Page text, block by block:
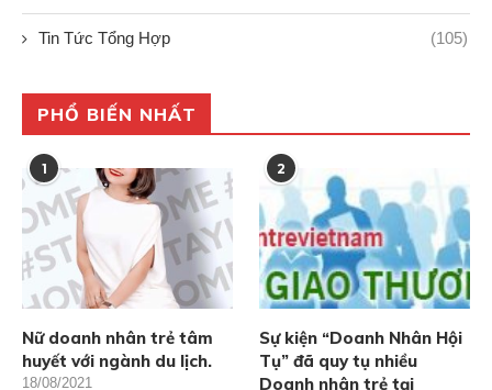
Tin Tức Tổng Hợp (105)
PHỔ BIẾN NHẤT
1
Nữ doanh nhân trẻ tâm
huyết với ngành du lịch.
18/08/2021
2
Sự kiện “Doanh Nhân Hội
Tụ” đã quy tụ nhiều
Doanh nhân trẻ tại